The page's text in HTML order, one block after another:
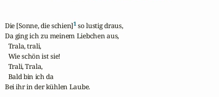
Die [Sonne, die schien]1 so lustig draus,
Da ging ich zu meinem Liebchen aus,
  Trala, trali,
  Wie schön ist sie!
  Trali, Trala,
  Bald bin ich da
Bei ihr in der kühlen Laube.